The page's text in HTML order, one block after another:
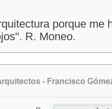
porque me
R. Moneo.
- Francisco